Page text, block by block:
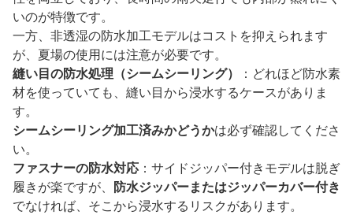
いのが特徴です。
一方、非透湿の防水加工モデルはコストを抑えられます
が、夏場の使用には注意が必要です。
縫い目の防水処理（シームシーリング）
：どれほど防水素
材を使っていても、縫い目から浸水するケースがありま
す。
シームシーリング加工済みかどうかは必ず確認してくださ
い。
ファスナーの防水対応 ：サイドジッパー付きモデルは脱ぎ
履きが楽ですが、 防水ジッパーまたはジッパーカバー付き
でなければ、そこから浸水するリスクがあります。